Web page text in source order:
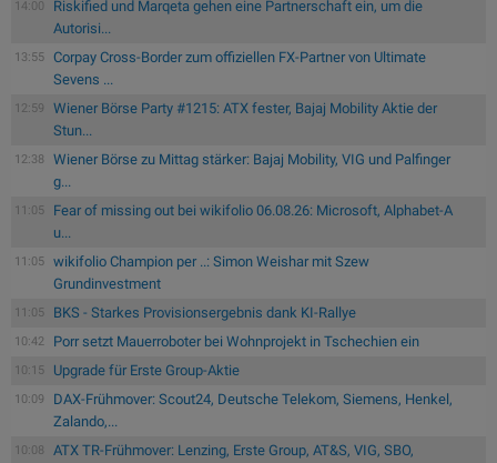
14:00
Riskified und Marqeta gehen eine Partnerschaft ein, um die
Autorisi...
13:55
Corpay Cross-Border zum offiziellen FX-Partner von Ultimate
Sevens ...
12:59
Wiener Börse Party #1215: ATX fester, Bajaj Mobility Aktie der
Stun...
12:38
Wiener Börse zu Mittag stärker: Bajaj Mobility, VIG und Palfinger
g...
11:05
Fear of missing out bei wikifolio 06.08.26: Microsoft, Alphabet-A
u...
11:05
wikifolio Champion per ..: Simon Weishar mit Szew
Grundinvestment
11:05 BKS - Starkes Provisionsergebnis dank KI-Rallye
10:42 Porr setzt Mauerroboter bei Wohnprojekt in Tschechien ein
10:15 Upgrade für Erste Group-Aktie
10:09
DAX-Frühmover: Scout24, Deutsche Telekom, Siemens, Henkel,
Zalando,...
10:08
ATX TR-Frühmover: Lenzing, Erste Group, AT&S, VIG, SBO,